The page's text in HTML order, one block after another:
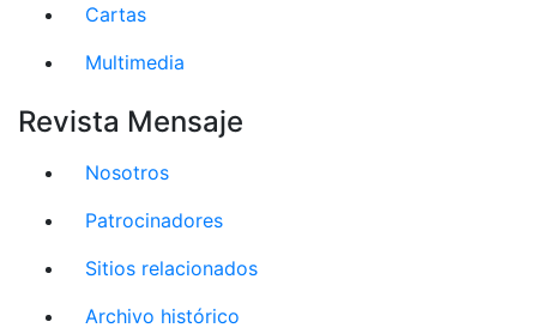
Cartas
Multimedia
Revista Mensaje
Nosotros
Patrocinadores
Sitios relacionados
Archivo histórico